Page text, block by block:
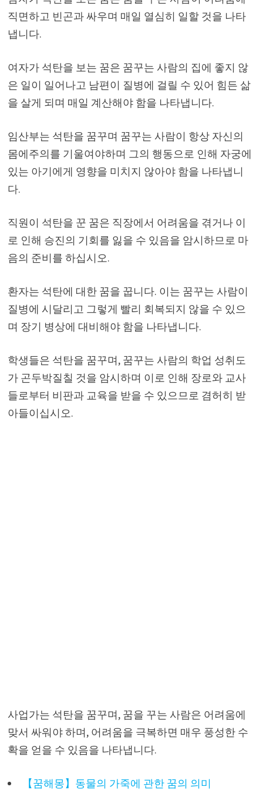
직면하고 빈곤과 싸우며 매일 열심히 일할 것을 나타
냅니다.
여자가 석탄을 보는 꿈은 꿈꾸는 사람의 집에 좋지 않
은 일이 일어나고 남편이 질병에 걸릴 수 있어 힘든 삶
을 살게 되며 매일 계산해야 함을 나타냅니다.
임산부는 석탄을 꿈꾸며 꿈꾸는 사람이 항상 자신의
몸에주의를 기울여야하며 그의 행동으로 인해 자궁에
있는 아기에게 영향을 미치지 않아야 함을 나타냅니
다.
직원이 석탄을 꾼 꿈은 직장에서 어려움을 겪거나 이
로 인해 승진의 기회를 잃을 수 있음을 암시하므로 마
음의 준비를 하십시오.
환자는 석탄에 대한 꿈을 꿉니다. 이는 꿈꾸는 사람이
질병에 시달리고 그렇게 빨리 회복되지 않을 수 있으
며 장기 병상에 대비해야 함을 나타냅니다.
학생들은 석탄을 꿈꾸며, 꿈꾸는 사람의 학업 성취도
가 곤두박질칠 것을 암시하며 이로 인해 장로와 교사
들로부터 비판과 교육을 받을 수 있으므로 겸허히 받
아들이십시오.
사업가는 석탄을 꿈꾸며, 꿈을 꾸는 사람은 어려움에
맞서 싸워야 하며, 어려움을 극복하면 매우 풍성한 수
확을 얻을 수 있음을 나타냅니다.
【꿈해몽】동물의 가죽에 관한 꿈의 의미